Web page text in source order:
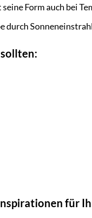
Form auch bei
durch
für